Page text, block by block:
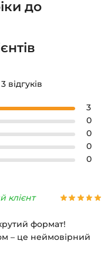
до
відгуків
3
0
0
0
0
клієнт
формат!
– це неймовірний